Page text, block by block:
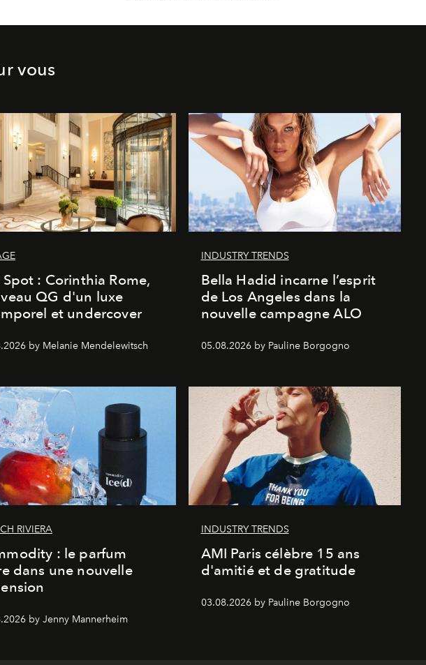
vous
: Corinthia Rome,
QG d'un luxe
et undercover
by Melanie Mendelewitsch
INDUSTRY TRENDS
Bella Hadid incarne l’esprit
de Los Angeles dans la
nouvelle campagne ALO
05.08.2026 by Pauline Borgogno
RIVIERA
: le parfum
dans une nouvelle
by Jenny Mannerheim
INDUSTRY TRENDS
AMI Paris célèbre 15 ans
d'amitié et de gratitude
03.08.2026 by Pauline Borgogno